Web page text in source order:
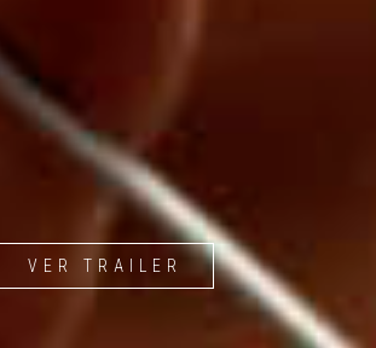
VER TRAILER